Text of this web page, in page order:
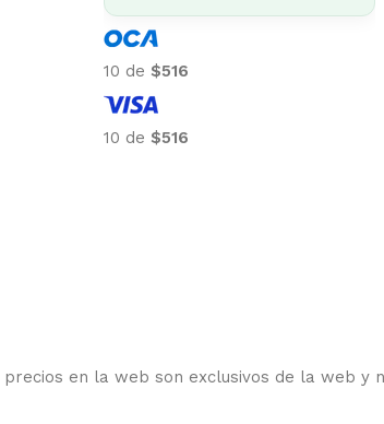
10 de
10 de
precios en la web son exclusivos de la web